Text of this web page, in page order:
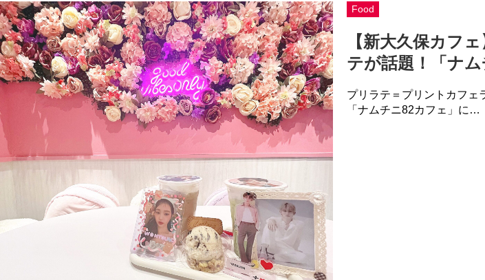
Food
【新大久保カフ
テが話題！「ナ
プリラテ＝プリントカフェ
「ナムチニ82カフェ」に…